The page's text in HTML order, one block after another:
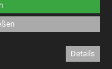
Details